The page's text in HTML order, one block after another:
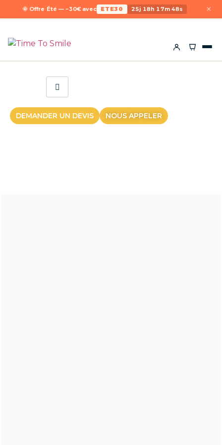
🌞 Offre Été — −30€ avec ETE30 25j 18h 17m 48s ×
DEMANDER UN DEVIS NOUS APPELER